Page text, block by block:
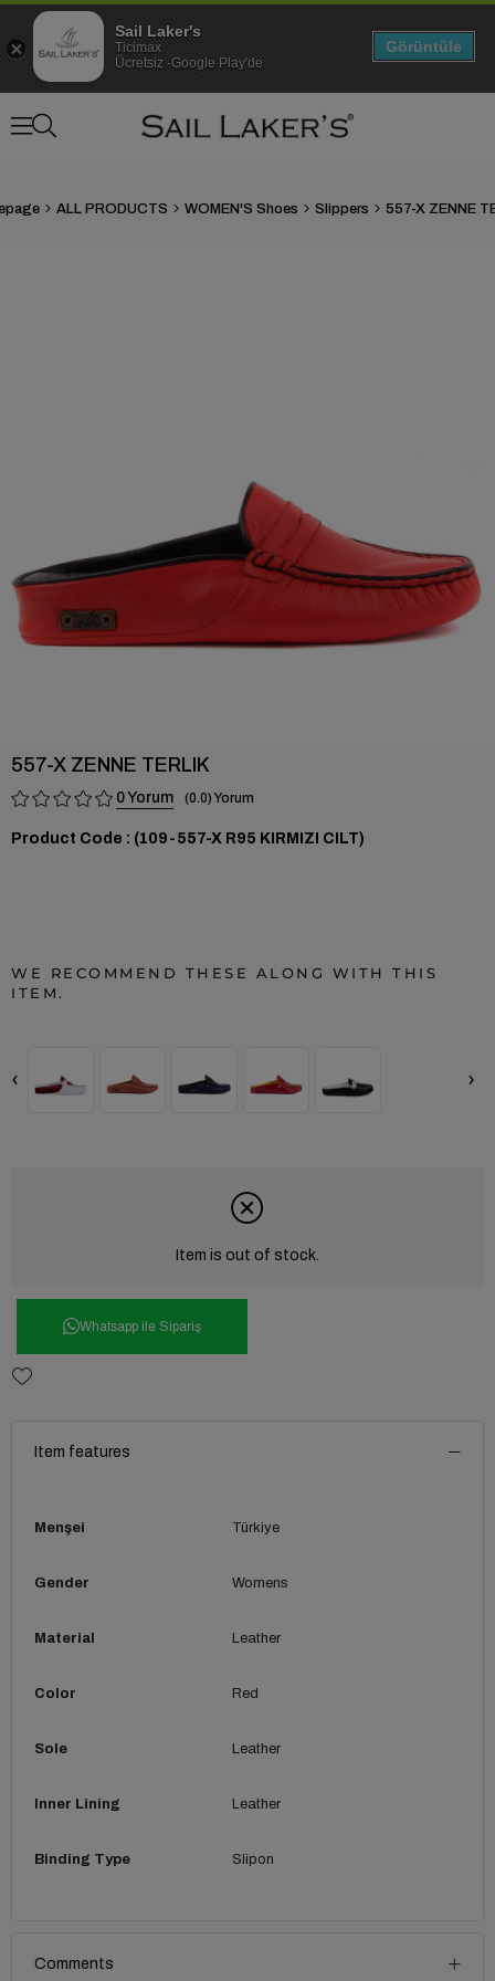
ALL PRODUCTS WOMEN'S Shoes Slippers 557-X ZENNE
557-X ZENNE TERLIK
0 0.0
(109-557-X R95 KIRMIZI CILT)
WE RECOMMEND THESE ALONG WITH THIS
ITEM.
‹ ›
Item is out of stock.
Whatsapp ile Sipariş
Item features
Menşei Türkiye
Gender Womens
Material Leather
Color Red
Sole Leather
Inner Lining Leather
Binding Type Slipon
Comments
Sail Laker's
Ticimax
Ücretsiz -Google Play'de
Görüntüle